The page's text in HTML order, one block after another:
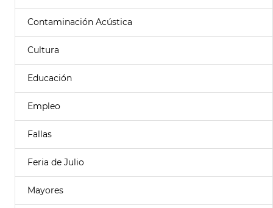
Contaminación Acústica
Cultura
Educación
Empleo
Fallas
Feria de Julio
Mayores